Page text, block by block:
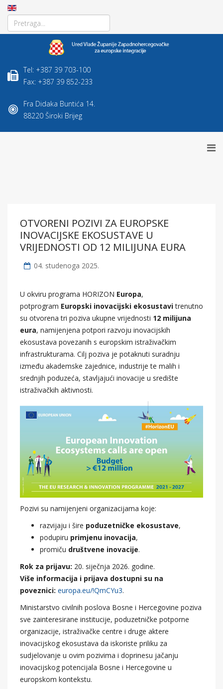
Tel: +387 39 703-100
Fax: +387 39 852-233
Fra Didaka Buntića 14.
88220 Široki Brijeg
OTVORENI POZIVI ZA EUROPSKE
INOVACIJSKE EKOSUSTAVE U
VRIJEDNOSTI OD 12 MILIJUNA EURA
04. studenoga 2025.
U okviru programa HORIZON Europa,
potprogram Europski inovacijski ekosustavitrenutno
su otvorena tri poziva ukupne vrijednosti 12 milijuna
eura, namijenjena potpori razvoju inovacijskih
ekosustava povezanih s europskim istraživačkim
infrastrukturama. Cilj poziva je potaknuti suradnju
između akademske zajednice, industrije te malih i
srednjih poduzeća, stavljajući inovacije u središte
istraživačkih aktivnosti.
Pozivi su namijenjeni organizacijama koje:
razvijaju i šire poduzetničke ekosustave,
podupiru primjenu inovacija,
promiču društvene inovacije.
Rok za prijavu: 20. siječnja 2026. godine.
Više informacija i prijava dostupni su na
poveznici: europa.eu/!QmCYu3.
Ministarstvo civilnih poslova Bosne i Hercegovine poziva
sve zainteresirane institucije, poduzetničke potporne
organizacije, istraživačke centre i druge aktere
inovacijskog ekosustava da iskoriste priliku za
sudjelovanje u ovim pozivima i doprinesu jačanju
inovacijskog potencijala Bosne i Hercegovine u
europskom kontekstu.